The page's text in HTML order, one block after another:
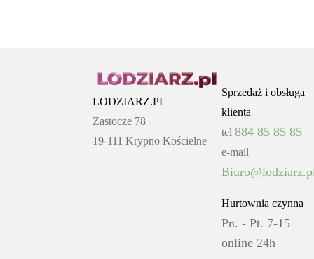
LODZIARZ.PL
Zastocze 78
19-111 Krypno Kościelne
Sprzedaż i obsługa
klienta
tel 884 85 85 85
e-mail
Hurtownia czynna
Pn. - Pt. 7-15
online 24h